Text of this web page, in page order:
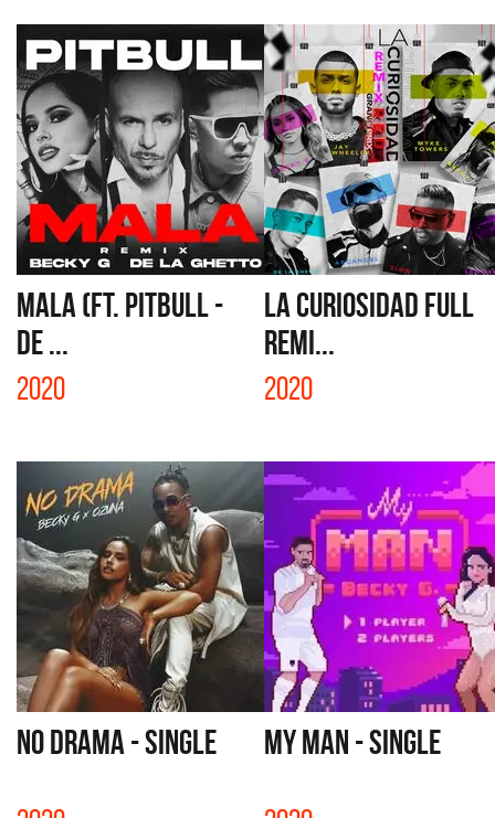
MALA (FT. PITBULL -
DE ...
2020
LA CURIOSIDAD FULL
REMI...
2020
NO DRAMA - SINGLE MY MAN - SINGLE